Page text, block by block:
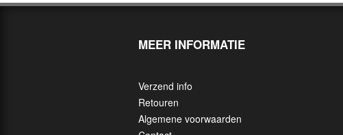
MEER INFORMATIE
Verzend info
Retouren
Algemene voorwaarden